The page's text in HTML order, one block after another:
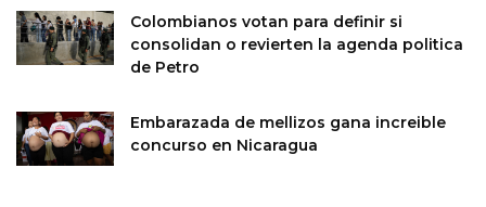
Colombianos votan para definir si
consolidan o revierten la agenda politica
de Petro
Embarazada de mellizos gana increible
concurso en Nicaragua